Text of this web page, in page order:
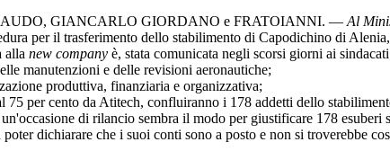
, GIANCARLO GIORDANO e FRATOIANNI. —Al
per il trasferimento dello stabilimento di Capodichino di Alenia,
alla new company è, stata comunicata negli scorsi giorni ai
e delle revisioni aeronautiche;
produttiva, finanziaria e organizzativa;
75 per cento da Atitech, confluiranno i 178 addetti dello
di rilancio sembra il modo per giustificare 178 esuberi
dichiarare che i suoi conti sono a posto e non si troverebbe